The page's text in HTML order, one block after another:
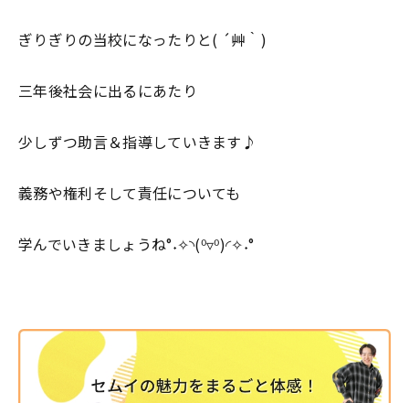
ぎりぎりの当校になったりと( ´艸｀)
三年後社会に出るにあたり
少しずつ助言＆指導していきます♪
義務や権利そして責任についても
学んでいきましょうね°˖✧◝(⁰▿⁰)◜✧˖°